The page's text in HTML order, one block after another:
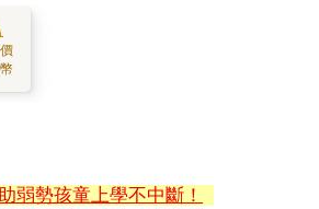
弱勢孩童上學不中斷！